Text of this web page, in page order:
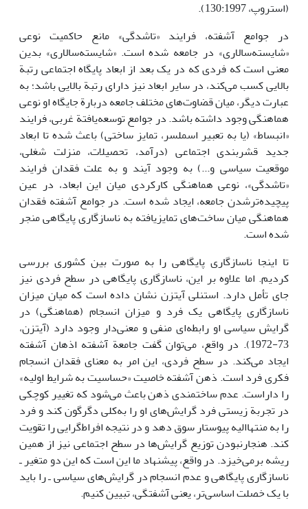
(استروپ، 130:1997).
در جوامع آشفته، فرایند «تاشدگی» مانع حاکمیت نوعی
«شایسته‌سالاری» در جامعه شده است. «شایسته‌سالاری» بدین
معنی است که فردی که در یک بعد از ابعاد پایگاه اجتماعی رتبة
بالایی کسب می‌کند، در سایر ابعاد نیز دارای رتبة بالایی باشد؛ به
عبارت دیگر، میان قضاوت‌های مختلف جامعه دربارة جایگاه او نوعی
هماهنگی وجود داشته باشد. در جوامع توسعه‌یافتة غربی، فرایند
«انبساط» (یا به تعبیر اسملسر، تمایز ساختی) باعث شده تا ابعاد
جدید قشربندی اجتماعی (درآمد، تحصیلات، منزلت شغلی،
موقعیت سیاسی و...) به وجود آیند و به علت فقدان فرایند
«تاشدگی»، نوعی هماهنگی کارکردی میان این ابعاد، در عین
پیچیده‌ترشدن جامعه، ایجاد شده است. در جوامع آشفته فقدان
هماهنگی میان ساخت‌های تمایزیافته به ناسازگاری پایگاهی منجر
شده است.
تا اینجا ناسازگاری پایگاهی را به صورت بین کشوری بررسی
کردیم. اما علاوه بر این، ناسازگاری پایگاهی در سطح فردی نیز
جای تأمل دارد. استنلی آیتزن نشان داده است که میان میزان
ناسازگاری پایگاهی یک فرد و میزان انسجام (هماهنگی) در
گرایش سیاسی او رابطه‌ای منفی و معنی‌دار وجود دارد (آیتزن،
73-1972). در واقع، می‌توان گفت جامعة آشفته اذهان آشفته
ایجاد می‌کند. در سطح فردی، این امر به معنای فقدان انسجام
فکری فرد است. ذهن آشفته خاصیت «حساسیت به شرایط اولیه»
را داراست. عدم ساختمندی ذهن باعث می‌شود که تغییر کوچکی
در تجربة زیستی فرد گرایش‌های او را به‌کلی دگرگون کند و فرد
را به منتهاالیه پیوستار سوق دهد و در نتیجه افراط‌گرایی را تقویت
کند. هنجارنبودن توزیع گرایش‌ها در سطح اجتماعی نیز از همین
ریشه برمی‌خیزد. در واقع، پیشنهاد ما این است که این دو متغیر ـ
ناسازگاری پایگاهی و عدم انسجام در گرایش‌های سیاسی ـ را باید
با یک خصلت اساسی‌تر، یعنی آَشفتگی، تبیین کنیم.